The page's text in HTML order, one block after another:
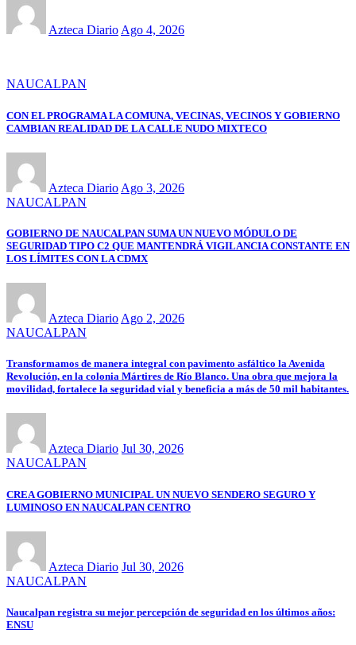
Azteca Diario Ago 4, 2026
NAUCALPAN
CON EL PROGRAMA LA COMUNA, VECINAS, VECINOS Y GOBIERNO
CAMBIAN REALIDAD DE LA CALLE NUDO MIXTECO
Azteca Diario Ago 3, 2026
NAUCALPAN
GOBIERNO DE NAUCALPAN SUMA UN NUEVO MÓDULO DE
SEGURIDAD TIPO C2 QUE MANTENDRÁ VIGILANCIA CONSTANTE EN
LOS LÍMITES CON LA CDMX
Azteca Diario Ago 2, 2026
NAUCALPAN
Transformamos de manera integral con pavimento asfáltico la Avenida
Revolución, en la colonia Mártires de Río Blanco. Una obra que mejora la
movilidad, fortalece la seguridad vial y beneficia a más de 50 mil habitantes.
Azteca Diario Jul 30, 2026
NAUCALPAN
CREA GOBIERNO MUNICIPAL UN NUEVO SENDERO SEGURO Y
LUMINOSO EN NAUCALPAN CENTRO
Azteca Diario Jul 30, 2026
NAUCALPAN
Naucalpan registra su mejor percepción de seguridad en los últimos años:
ENSU